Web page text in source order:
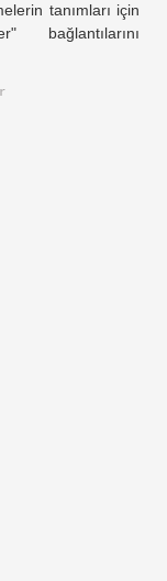
tanımları için
bağlantılarını